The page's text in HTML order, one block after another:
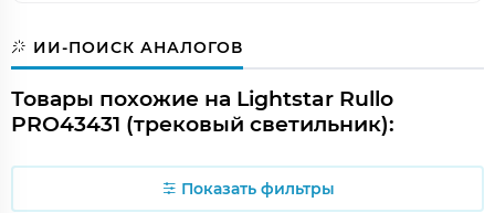
ИИ-ПОИСК АНАЛОГОВ
Товары похожие на Lightstar Rullo
PRO43431 (трековый светильник):
Показать фильтры